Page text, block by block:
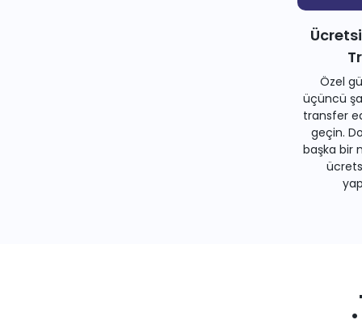
Özel
üçüncü
transfer
geçin.
başka bir